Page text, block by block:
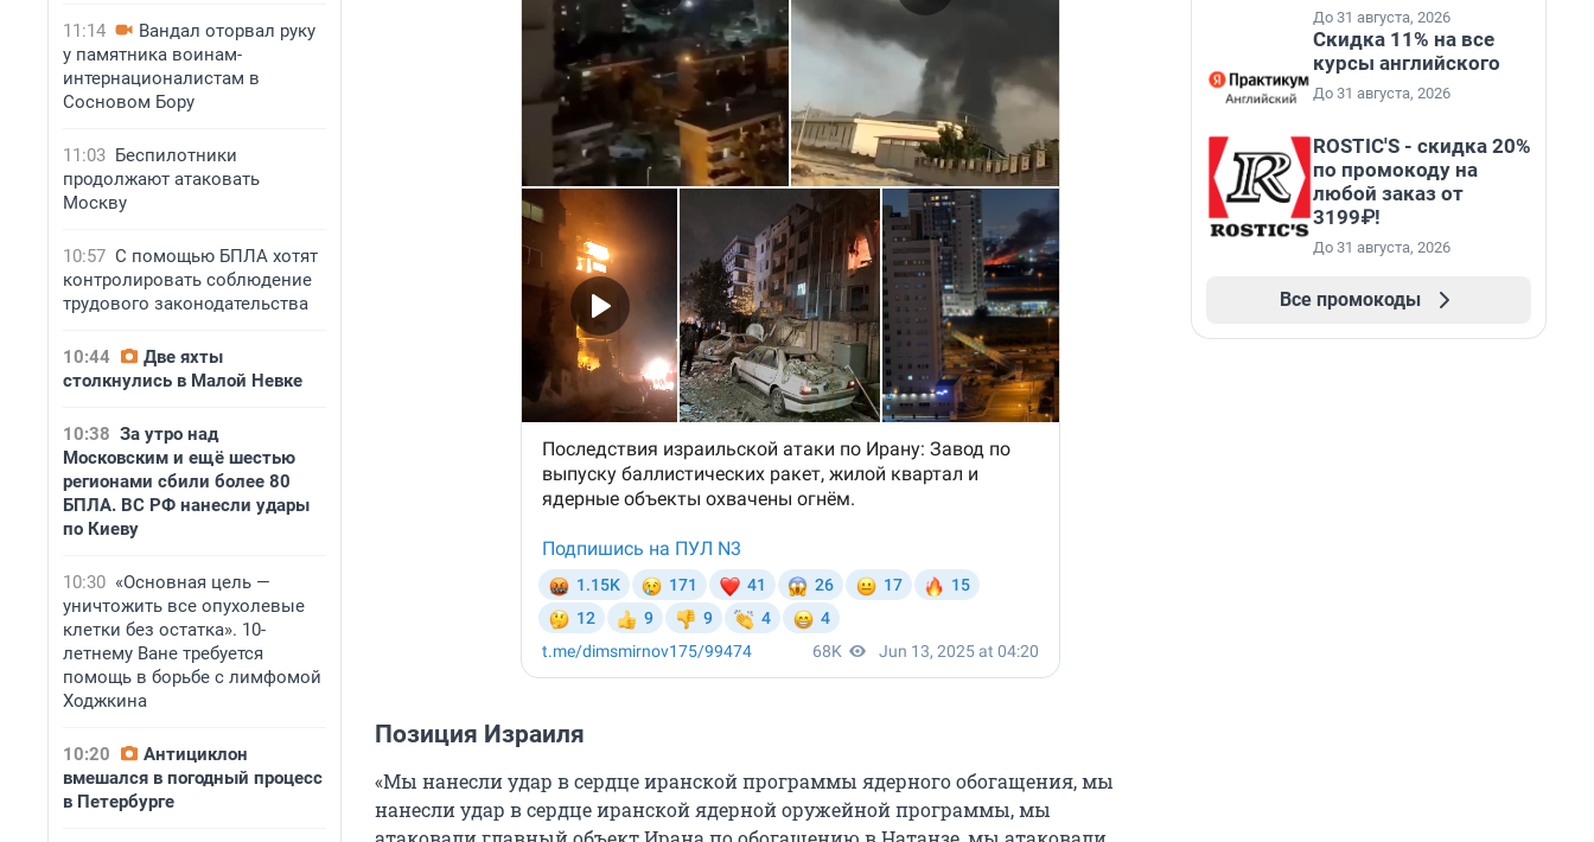
11:14
Вандал оторвал руку
у памятника воинам-
интернационалистам в
Сосновом Бору
11:03 Беспилотники
продолжают атаковать
Москву
10:57 С помощью БПЛА хотят
контролировать соблюдение
трудового законодательства
10:44
Две яхты
столкнулись в Малой Невке
10:38 За утро над
Московским и ещё шестью
регионами сбили более 80
БПЛА. ВС РФ нанесли удары
по Киеву
10:30 «Основная цель —
уничтожить все опухолевые
клетки без остатка». 10-
летнему Ване требуется
помощь в борьбе с лимфомой
Ходжкина
10:20
Антициклон
вмешался в погодный процесс
в Петербурге
Позиция Израиля
«Мы нанесли удар в сердце иранской программы ядерного обогащения, мы
нанесли удар в сердце иранской ядерной оружейной программы, мы
До 31 августа, 2026
Скидка 11% на все
курсы английского
До 31 августа, 2026
ROSTIC'S - скидка 20%
по промокоду на
любой заказ от
3199₽!
До 31 августа, 2026
Все промокоды